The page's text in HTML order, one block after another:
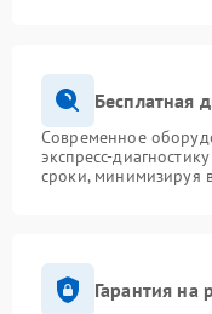
Бесплатная
Современное
экспресс-
сроки, минимизируя
Гарантия на